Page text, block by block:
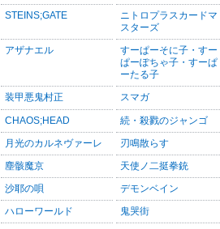
STEINS;GATE
ニトロプラスカードマ
スターズ
アザナエル
すーぱーそに子・すー
ぱーぽちゃ子・すーぱ
ーたる子
装甲悪鬼村正 スマガ
CHAOS;HEAD 続・殺戮のジャンゴ
月光のカルネヴァーレ 刃鳴散らす
塵骸魔京 天使ノ二挺拳銃
沙耶の唄 デモンベイン
ハローワールド 鬼哭街